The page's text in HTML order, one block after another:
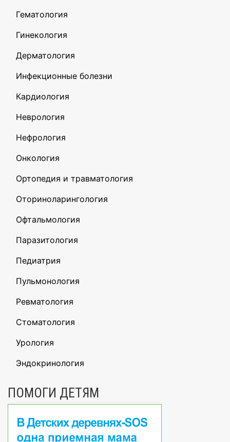
Гематология
Гинекология
Дерматология
Инфекционные болезни
Кардиология
Неврология
Нефрология
Онкология
Ортопедия и травматология
Оториноларингология
Офтальмология
Паразитология
Педиатрия
Пульмонология
Ревматология
Стоматология
Урология
Эндокринология
ПОМОГИ ДЕТЯМ